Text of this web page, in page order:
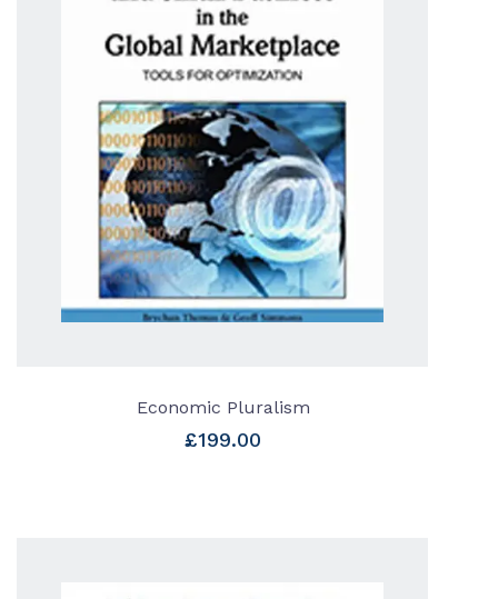
Economic Pluralism
£199.00